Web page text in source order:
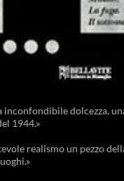
inconfondibile dolcezza,
1944.»
realismo un pezzo